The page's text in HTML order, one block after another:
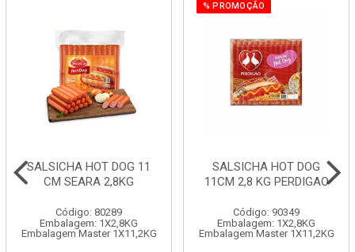
SALSICHA HOT DOG 11
CM SEARA 2,8KG
Código: 80289
Embalagem: 1X2,8KG
Embalagem Master 1X11,2KG
% PROMOÇÃO
SALSICHA HOT DOG
11CM 2,8 KG PERDIGAO
Código: 90349
Embalagem: 1X2,8KG
Embalagem Master 1X11,2KG